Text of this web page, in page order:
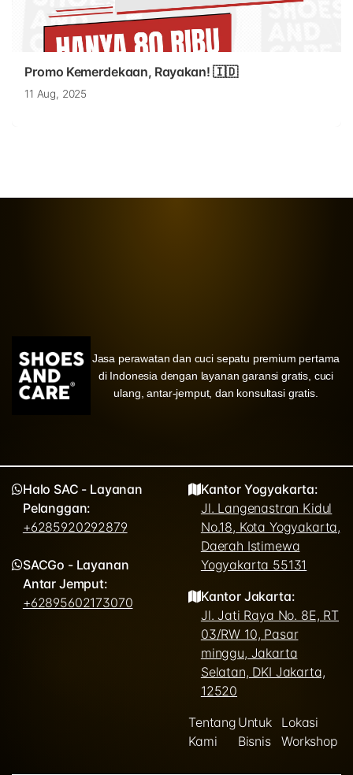
Promo Kemerdekaan, Rayakan! 🇮🇩
11 Aug, 2025
Jasa perawatan dan cuci sepatu premium pertama
di Indonesia dengan layanan garansi gratis, cuci
ulang, antar-jemput, dan konsultasi gratis.
Halo SAC - Layanan
Pelanggan:
+6285920292879
SACGo - Layanan
Antar Jemput:
+62895602173070
Kantor Yogyakarta:
Jl. Langenastran Kidul
No.18, Kota Yogyakarta,
Daerah Istimewa
Yogyakarta 55131
Kantor Jakarta:
Jl. Jati Raya No. 8E, RT
03/RW 10, Pasar
minggu, Jakarta
Selatan, DKI Jakarta,
12520
Tentang
Kami
Untuk
Bisnis
Lokasi
Workshop